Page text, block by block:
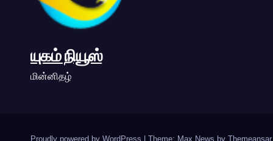
யுகம் நியூஸ்
மின்னிதழ்
Proudly powered by WordPress | Theme: Max News by Themeansar.